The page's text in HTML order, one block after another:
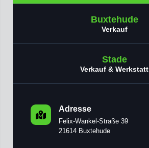
Buxtehude
Verkauf
Stade
Verkauf & Werkstatt
Adresse
Felix-Wankel-Straße 39
21614 Buxtehude